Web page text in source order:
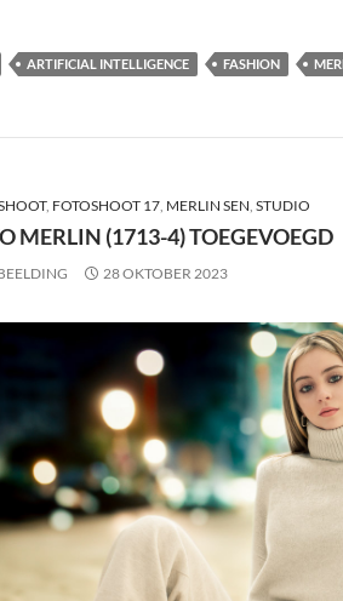
ARTIFICIAL INTELLIGENCE FASHION
, FOTOSHOOT 17 MERLIN SEN STUDIO
MERLIN (1713-4) TOEGEVOEGD
28 OKTOBER 2023